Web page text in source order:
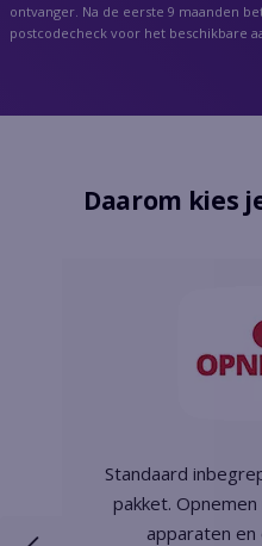
ontvanger. Na de eerste 9 maanden
postcodecheck voor het beschikbare
Daarom kies
Standaard
pakket.
apparaten en